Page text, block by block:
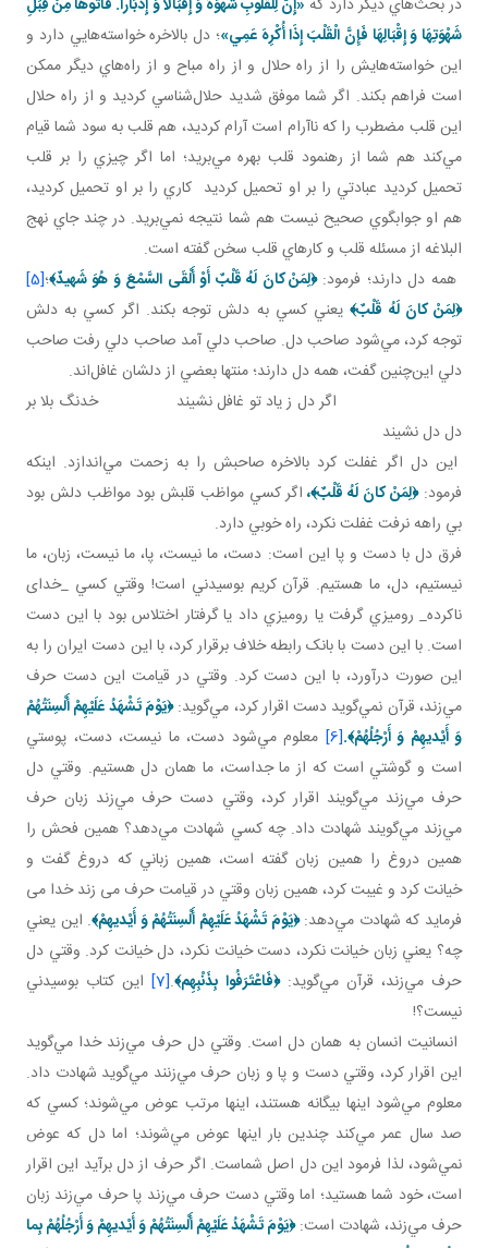
در بحث‌هاي ديگر دارد که «إِنَّ لِلْقُلُوبِ شَهْوَهً وَ إِقْبَالاً وَ إِدْبَارا. فَأْتُوهَا مِنْ قِبَلِ
شَهْوَتِهَا وَ إِقْبَالِهَا فَإِنَّ الْقَلْبَ إِذَا أُکْرِهَ عَمِي»؛ دل بالاخره خواسته‌هايي دارد و
اين خواسته‌هايش را از راه حلال و از راه مباح و از راه‌هاي ديگر ممکن
است فراهم بکند. اگر شما موفق شديد حلال‌شناسي کرديد و از راه حلال
اين قلب مضطرب را که ناآرام است آرام کرديد، هم قلب به سود شما قيام
مي‌کند هم شما از رهنمود قلب بهره مي‌بريد؛ اما اگر چيزي را بر قلب
تحميل کرديد عبادتي را بر او تحميل کرديد کاري را بر او تحميل کرديد،
هم او جوابگوي صحيح نيست هم شما نتيجه نمي‌بريد. در چند جاي نهج
البلاغه از مسئله قلب و کارهاي قلب سخن گفته است.
همه دل دارند؛ فرمود:﴿لِمَنْ كانَ لَهُ قَلْبٌ أَوْ أَلْقَی السَّمْعَ وَ هُوَ شَهيدٌ﴾؛[5]
﴿لِمَنْ كانَ لَهُ قَلْبٌ﴾يعني کسي به دلش توجه بکند. اگر کسي به دلش
توجه کرد، مي‌شود صاحب دل. صاحب دلي آمد صاحب دلي رفت صاحب
دلي اين‌چنين گفت، همه دل دارند؛ منتها بعضي از دلشان غافل‌اند.
اگر دل ز ياد تو غافل نشيند خدنگ بلا بر
دل دل نشيند
اين دل اگر غفلت کرد بالاخره صاحبش را به زحمت مي‌اندازد. اينکه
فرمود:﴿لِمَنْ كانَ لَهُ قَلْبٌ﴾، اگر کسي مواظب قلبش بود مواظب دلش بود
بي راهه نرفت غفلت نکرد، راه خوبي دارد.
فرق دل با دست و پا اين است: دست، ما نيست، پا، ما نيست، زبان، ما
نيستيم، دل، ما هستيم. قرآن کريم بوسيدني است! وقتي کسي _خدای
ناکرده_ روميزي گرفت يا روميزي داد يا گرفتار اختلاس بود با اين دست
است. با اين دست با بانک رابطه خلاف برقرار کرد، با اين دست ايران را به
اين صورت درآورد، با اين دست کرد. وقتي در قيامت اين دست حرف
مي‌زند، قرآن نمي‌گويد دست اقرار کرد، مي‌گويد:﴿يَوْمَ تَشْهَدُ عَلَيْهِمْ أَلْسِنَتُهُمْ
وَ أَيْديهِمْ وَ أَرْجُلُهُمْ﴾.[6]
معلوم مي‌شود دست، ما نيست، دست، پوستي
است و گوشتي است که از ما جداست، ما همان دل هستيم. وقتي دل
حرف مي‌زند مي‌گويند اقرار کرد، وقتي دست حرف مي‌زند زبان حرف
مي‌زند مي‌گويند شهادت داد. چه کسي شهادت مي‌دهد؟ همين فحش را
همين دروغ را همين زبان گفته است، همين زباني که دروغ گفت و
خيانت کرد و غيبت کرد، همين زبان وقتي در قيامت حرف می زند خدا می
فرمايد که شهادت مي‌دهد:﴿يَوْمَ تَشْهَدُ عَلَيْهِمْ أَلْسِنَتُهُمْ وَ أَيْديهِمْ﴾. اين يعني
چه؟ يعني زبان خيانت نکرد، دست خيانت نکرد، دل خيانت کرد. وقتي دل
حرف مي‌زند، قرآن مي‌گويد:﴿فَاعْتَرَفُوا بِذَنْبِهِم﴾.
[7] اين کتاب بوسيدني
نيست؟!
انسانيت انسان به همان دل است. وقتي دل حرف مي‌زند خدا مي‌گويد
اين اقرار کرد، وقتي دست و پا و زبان حرف مي‌زنند مي‌گويد شهادت داد.
معلوم مي‌شود اينها بيگانه هستند، اينها مرتب عوض مي‌شوند؛ کسي که
صد سال عمر مي‌کند چندين بار اينها عوض مي‌شوند؛ اما دل که عوض
نمي‌شود، لذا فرمود اين دل اصل شماست. اگر حرف از دل برآيد اين اقرار
است، خود شما هستيد؛ اما وقتي دست حرف مي‌زند پا حرف مي‌زند زبان
حرف مي‌زند، شهادت است:﴿يَوْمَ تَشْهَدُ عَلَيْهِمْ أَلْسِنَتُهُمْ وَ أَيْديهِمْ وَ أَرْجُلُهُمْبِما